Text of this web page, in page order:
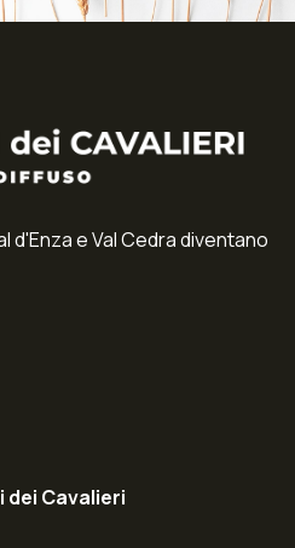
d'Enza e Val Cedra diventano
dei Cavalieri